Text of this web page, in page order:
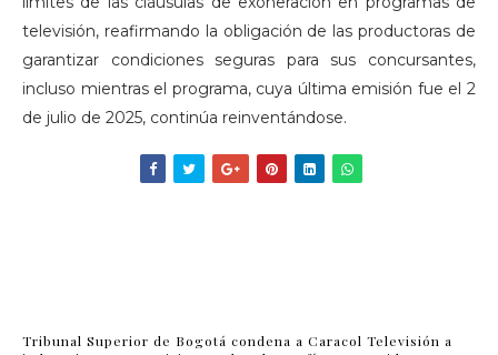
televisión, reafirmando la obligación de las productoras de
garantizar condiciones seguras para sus concursantes,
incluso mientras el programa, cuya última emisión fue el 2
de julio de 2025, continúa reinventándose.
Tribunal Superior de Bogotá condena a Caracol Televisión a